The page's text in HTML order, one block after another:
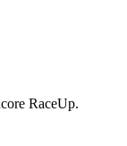
RaceUp.